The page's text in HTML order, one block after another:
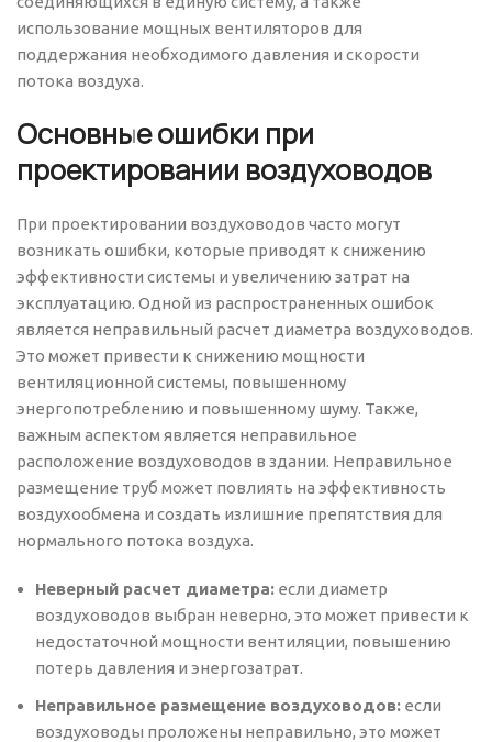
использование мощных вентиляторов для
поддержания необходимого давления и скорости
потока воздуха.
Основные ошибки при
проектировании воздуховодов
При проектировании воздуховодов часто могут
возникать ошибки, которые приводят к снижению
эффективности системы и увеличению затрат на
эксплуатацию. Одной из распространенных ошибок
является неправильный расчет диаметра воздуховодов.
Это может привести к снижению мощности
вентиляционной системы, повышенному
энергопотреблению и повышенному шуму. Также,
важным аспектом является неправильное
расположение воздуховодов в здании. Неправильное
размещение труб может повлиять на эффективность
воздухообмена и создать излишние препятствия для
нормального потока воздуха.
Неверный расчет диаметра: если диаметр
воздуховодов выбран неверно, это может привести к
недостаточной мощности вентиляции, повышению
потерь давления и энергозатрат.
Неправильное размещение воздуховодов: если
воздуховоды проложены неправильно, это может